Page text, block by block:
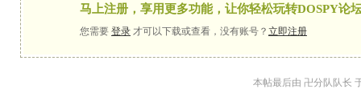
马上注册，享用更多功能，让你轻松玩转DOSPY论
您需要 登录 才可以下载或查看，没有账号？ 立即注册
本帖最后由 卍分队队长